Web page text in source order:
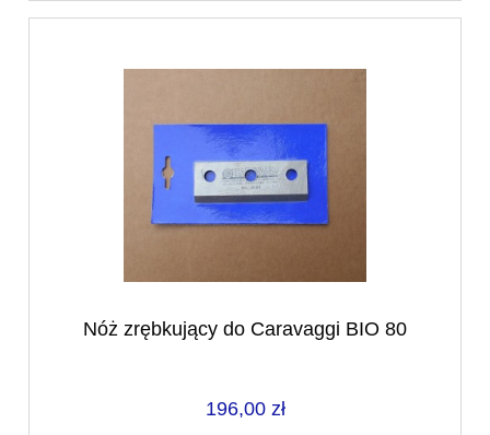
Nóż zrębkujący do Caravaggi BIO 80
196,00 zł